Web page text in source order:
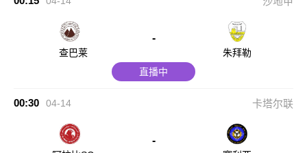
查巴莱
-
朱拜勒
直播中
00:30 04-14 卡塔尔联
-